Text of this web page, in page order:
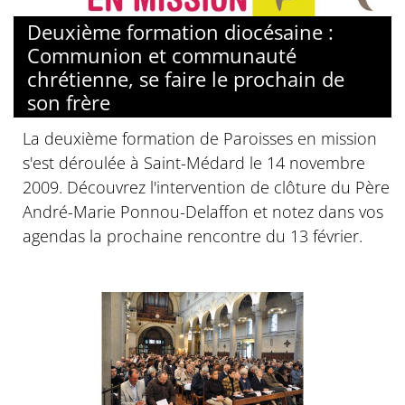
Deuxième formation diocésaine :
Communion et communauté
chrétienne, se faire le prochain de
son frère
La deuxième formation de Paroisses en mission
s'est déroulée à Saint-Médard le 14 novembre
2009. Découvrez l'intervention de clôture du Père
André-Marie Ponnou-Delaffon et notez dans vos
agendas la prochaine rencontre du 13 février.